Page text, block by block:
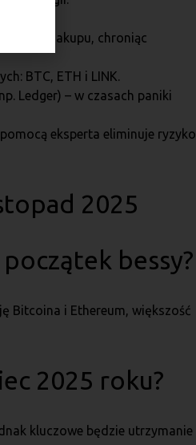
cenę zakupu, chroniąc
BTC, ETH i LINK.
Ledger) – w czasach paniki
eksperta eliminuje ryzyko
2025
bessy?
Bitcoina i Ethereum, większość
2025 roku?
kluczowe będzie utrzymanie